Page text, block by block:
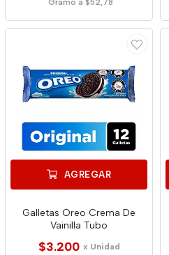
Gramo a $52,78
AGREGAR
Galletas Oreo Crema De
Vainilla Tubo
$3.200 x Unidad